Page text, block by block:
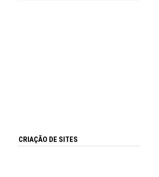
CRIAÇÃO DE SITES